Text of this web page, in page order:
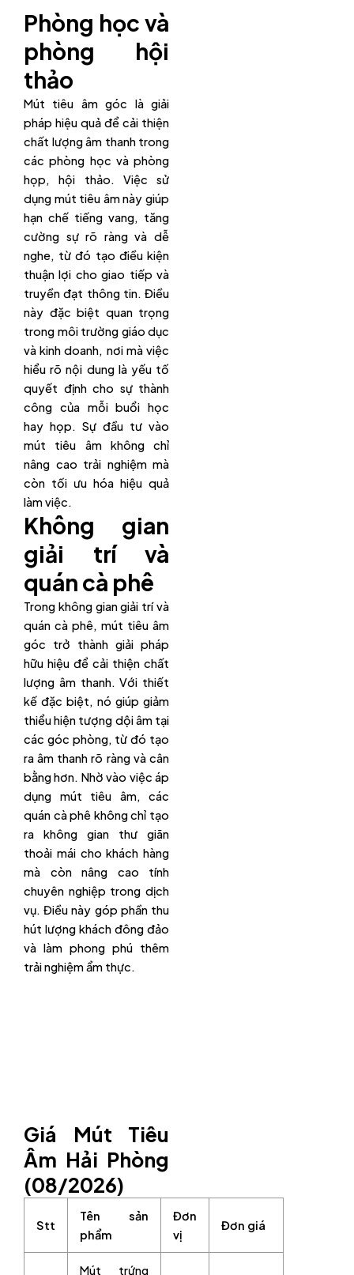
Phòng học và
phòng hội
thảo
Mút tiêu âm góc là giải
pháp hiệu quả để cải thiện
chất lượng âm thanh trong
các phòng học và phòng
họp, hội thảo. Việc sử
dụng mút tiêu âm này giúp
hạn chế tiếng vang, tăng
cường sự rõ ràng và dễ
nghe, từ đó tạo điều kiện
thuận lợi cho giao tiếp và
truyền đạt thông tin. Điều
này đặc biệt quan trọng
trong môi trường giáo dục
và kinh doanh, nơi mà việc
hiểu rõ nội dung là yếu tố
quyết định cho sự thành
công của mỗi buổi học
hay họp. Sự đầu tư vào
mút tiêu âm không chỉ
nâng cao trải nghiệm mà
còn tối ưu hóa hiệu quả
làm việc.
Không gian
giải trí và
quán cà phê
Trong không gian giải trí và
quán cà phê, mút tiêu âm
góc trở thành giải pháp
hữu hiệu để cải thiện chất
lượng âm thanh. Với thiết
kế đặc biệt, nó giúp giảm
thiểu hiện tượng dội âm tại
các góc phòng, từ đó tạo
ra âm thanh rõ ràng và cân
bằng hơn. Nhờ vào việc áp
dụng mút tiêu âm, các
quán cà phê không chỉ tạo
ra không gian thư giãn
thoải mái cho khách hàng
mà còn nâng cao tính
chuyên nghiệp trong dịch
vụ. Điều này góp phần thu
hút lượng khách đông đảo
và làm phong phú thêm
trải nghiệm ẩm thực.
Giá Mút Tiêu
Âm Hải Phòng
(08/2026)
Stt
Tên sản
phẩm
Đơn
vị
Đơn giá
Mút trứng